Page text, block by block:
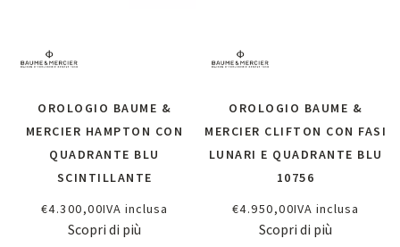
OROLOGIO BAUME &
MERCIER HAMPTON CON
QUADRANTE BLU
SCINTILLANTE
€4.300,00IVA inclusa
Scopri di più
OROLOGIO BAUME &
MERCIER CLIFTON CON FASI
LUNARI E QUADRANTE BLU
10756
€4.950,00IVA inclusa
Scopri di più